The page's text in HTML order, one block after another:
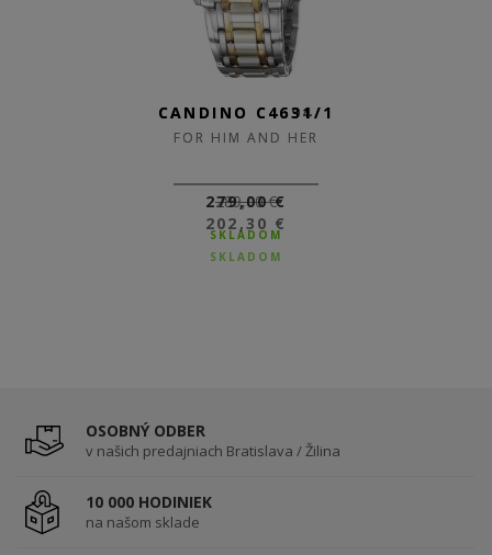
CANDINO C4694/1
FOR HIM AND HER
289,00 €
202,30 €
SKLADOM
CANDINO C4631/1
FOR HIM AND HER
279,00 €
SKLADOM
OSOBNÝ ODBER
v našich predajniach Bratislava / Žilina
10 000 HODINIEK
na našom sklade